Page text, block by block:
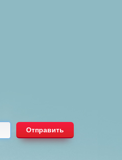
Отправить